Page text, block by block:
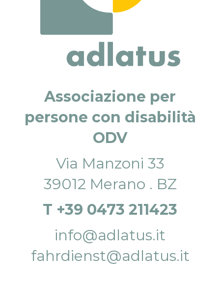
Associazione per
persone con disabilità
ODV
Via Manzoni 33
39012 Merano . BZ
T +39 0473 211423
info@adlatus.it
fahrdienst@adlatus.it